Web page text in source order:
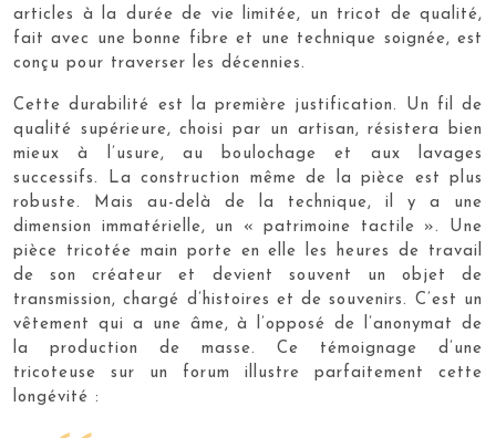
articles à la durée de vie limitée, un tricot de qualité,
fait avec une bonne fibre et une technique soignée, est
conçu pour traverser les décennies.
Cette durabilité est la première justification. Un fil de
qualité supérieure, choisi par un artisan, résistera bien
mieux à l’usure, au boulochage et aux lavages
successifs. La construction même de la pièce est plus
robuste. Mais au-delà de la technique, il y a une
dimension immatérielle, un « patrimoine tactile ». Une
pièce tricotée main porte en elle les heures de travail
de son créateur et devient souvent un objet de
transmission, chargé d’histoires et de souvenirs. C’est un
vêtement qui a une âme, à l’opposé de l’anonymat de
la production de masse. Ce témoignage d’une
tricoteuse sur un forum illustre parfaitement cette
longévité :